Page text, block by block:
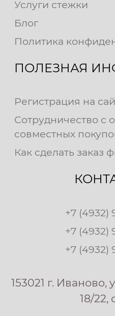
Услуги стежки
Блог
Политика
ПОЛЕЗНАЯ
Регистрация на
Сотрудничество с
совместных
Как сделать заказ
+7 (4932)
+7 (4932)
+7 (4932)
153021 г. Иваново,
18/22,